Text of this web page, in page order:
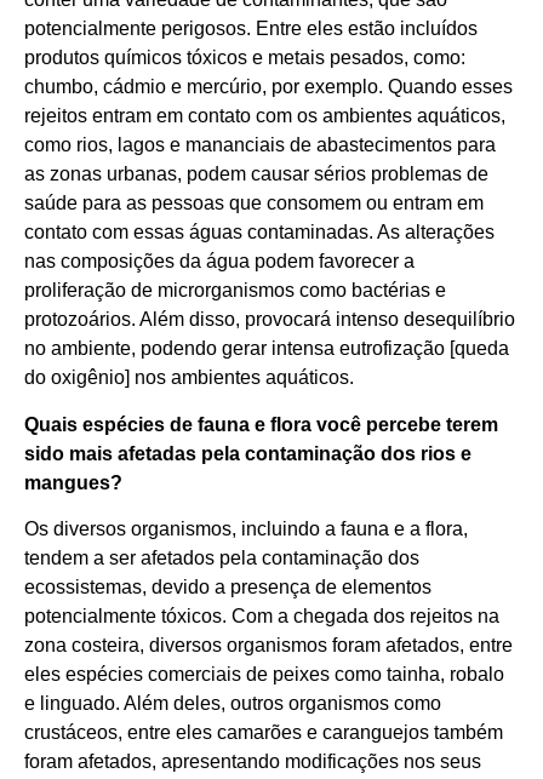
potencialmente perigosos. Entre eles estão incluídos
produtos químicos tóxicos e metais pesados, como:
chumbo, cádmio e mercúrio, por exemplo. Quando esses
rejeitos entram em contato com os ambientes aquáticos,
como rios, lagos e mananciais de abastecimentos para
as zonas urbanas, podem causar sérios problemas de
saúde para as pessoas que consomem ou entram em
contato com essas águas contaminadas. As alterações
nas composições da água podem favorecer a
proliferação de microrganismos como bactérias e
protozoários. Além disso, provocará intenso desequilíbrio
no ambiente, podendo gerar intensa eutrofização [queda
do oxigênio] nos ambientes aquáticos.
Quais espécies de fauna e flora você percebe terem
sido mais afetadas pela contaminação dos rios e
mangues?
Os diversos organismos, incluindo a fauna e a flora,
tendem a ser afetados pela contaminação dos
ecossistemas, devido a presença de elementos
potencialmente tóxicos. Com a chegada dos rejeitos na
zona costeira, diversos organismos foram afetados, entre
eles espécies comerciais de peixes como tainha, robalo
e linguado. Além deles, outros organismos como
crustáceos, entre eles camarões e caranguejos também
foram afetados, apresentando modificações nos seus